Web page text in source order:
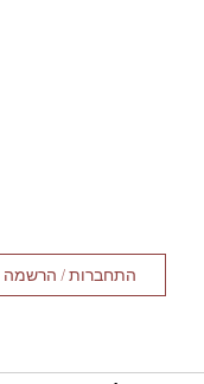
התחברות / הרשמה